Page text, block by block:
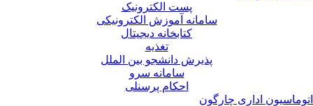
پست الکترونیک
سامانه آموزش الکترونیکی
کتابخانه دیجیتال
تغذیه
پذیرش دانشجو بین الملل
سامانه سرو
احکام پرسنلی
اداری چارگون